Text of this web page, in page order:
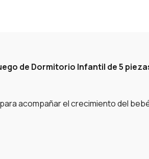
de Dormitorio Infantil de 5
acompañar el crecimiento del